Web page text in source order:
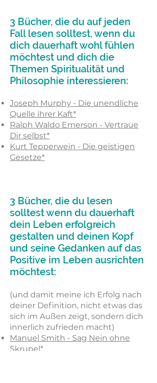
3 Bücher, die du auf jeden
Fall lesen solltest, wenn du
dich dauerhaft wohl fühlen
möchtest und dich die
Themen Spiritualität und
Philosophie interessieren:
Joseph Murphy - Die unendliche
Quelle ihrer Kaft*
Ralph Waldo Emerson - Vertraue
Dir selbst*
Kurt Tepperwein - Die geistigen
Gesetze*
3 Bücher, die du lesen
solltest wenn du dauerhaft
dein Leben erfolgreich
gestalten und deinen Kopf
und seine Gedanken auf das
Positive im Leben ausrichten
möchtest:
(und damit meine ich Erfolg nach
deiner Definition, nicht etwas das
sich im Außen zeigt, sondern dich
innerlich zufrieden macht)
Manuel Smith - Sag Nein ohne
Skrupel*